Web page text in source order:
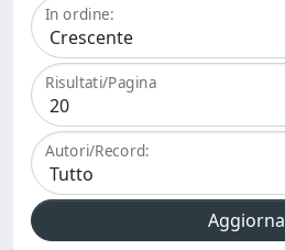
In ordine:
Risultati/Pagina
Autori/Record: